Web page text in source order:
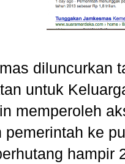
diluncurkan
untuk
memperoleh
pemerintah ke
hampir